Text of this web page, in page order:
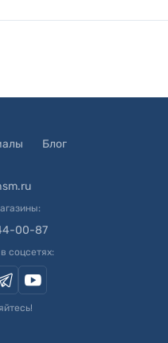
Блог
00-87
соцсетях: